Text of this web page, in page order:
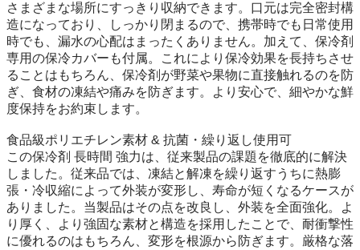
さまざまな場所にすっきり収納できます。口元は完全密封構
造になっており、しっかり閉まるので、携帯時でも日常使用
時でも、漏水の心配はまったくありません。加えて、保冷剤
専用の保冷カバーも付属。これにより保冷効果を長持ちさせ
ることはもちろん、保冷剤が野菜や果物に直接触れるのを防
ぎ、食材の凍結や痛みを防ぎます。より安心で、細やかな鮮
度保持をお約束します。
食品級ポリエチレン素材 & 抗菌・繰り返し使用可
この保冷剤 長時間 強力は、従来製品の課題を徹底的に解決
しました。従来品では、凍結と解凍を繰り返すうちに熱膨
張・冷収縮によって外装が変形し、寿命が短くなるケースが
ありました。当製品はその点を改良し、外装を全面強化。よ
り厚く、より強固な素材と構造を採用したことで、耐衝撃性
に優れるのはもちろん、変形を根源から防ぎます。厳格な落